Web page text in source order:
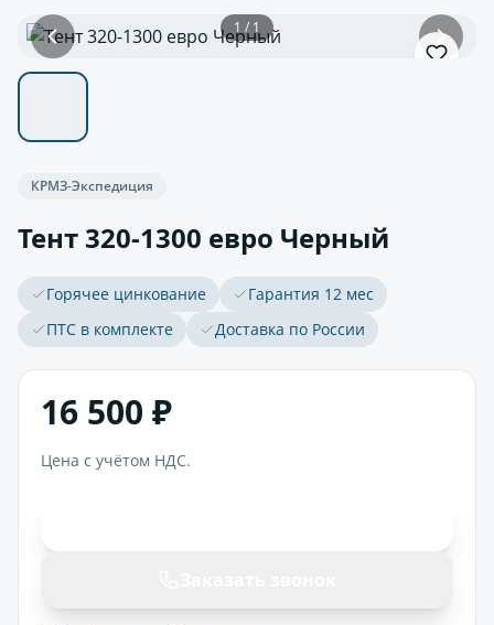
1 / 1
КРМЗ-Экспедиция
Тент 320-1300 евро Черный
Горячее цинкование
Гарантия 12 мес
ПТС в комплекте
Доставка по России
16 500 ₽
Цена с учётом НДС.